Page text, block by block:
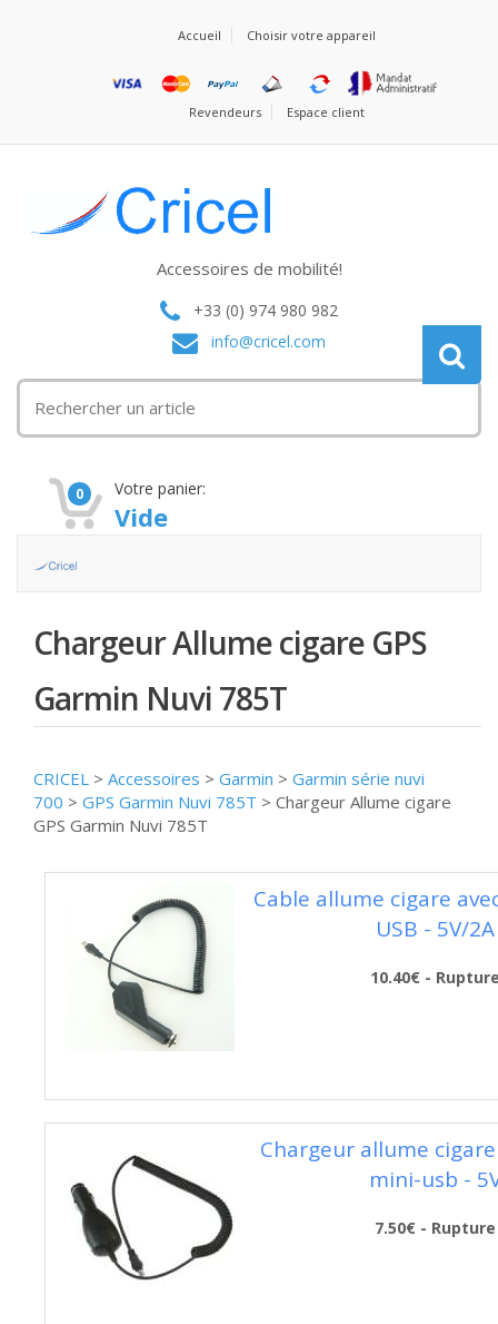
Accueil Choisir votre appareil
Revendeurs Espace client
Accessoires de mobilité!
+33 (0) 974 980 982
info@cricel.com
0 Votre panier:
Vide
Chargeur Allume cigare GPS
Garmin Nuvi 785T
CRICEL > Accessoires > Garmin > Garmin série nuvi
700 > GPS Garmin Nuvi 785T > Chargeur Allume cigare
GPS Garmin Nuvi 785T
Cable allume cigare
USB - 5V/2A
10.40€ -
Chargeur allume
mini-usb -
7.50€ - Rupture